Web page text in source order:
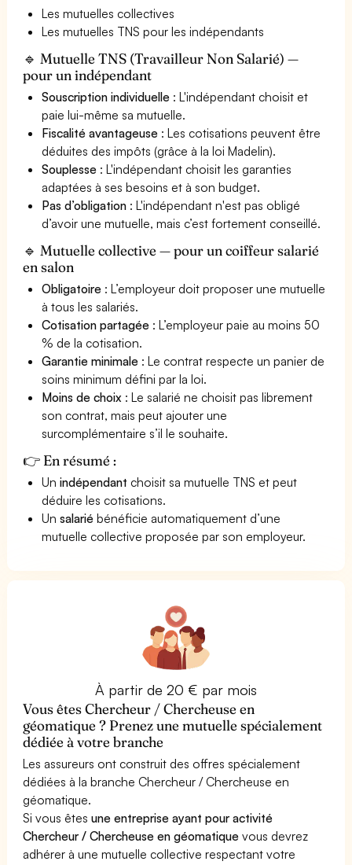
Les mutuelles collectives
Les mutuelles TNS pour les indépendants
🔹 Mutuelle TNS (Travailleur Non Salarié) —
pour un indépendant
Souscription individuelle : L'indépendant choisit et
paie lui-même sa mutuelle.
Fiscalité avantageuse : Les cotisations peuvent être
déduites des impôts (grâce à la loi Madelin).
Souplesse : L'indépendant choisit les garanties
adaptées à ses besoins et à son budget.
Pas d’obligation : L'indépendant n'est pas obligé
d’avoir une mutuelle, mais c’est fortement conseillé.
🔹 Mutuelle collective — pour un coiffeur salarié
en salon
Obligatoire : L’employeur doit proposer une mutuelle
à tous les salariés.
Cotisation partagée : L’employeur paie au moins 50
% de la cotisation.
Garantie minimale : Le contrat respecte un panier de
soins minimum défini par la loi.
Moins de choix : Le salarié ne choisit pas librement
son contrat, mais peut ajouter une
surcomplémentaire s’il le souhaite.
👉 En résumé :
Unindépendant choisit sa mutuelle TNS et peut
déduire les cotisations.
Unsalarié bénéficie automatiquement d’une
mutuelle collective proposée par son employeur.
À partir de 20 € par mois
Vous êtes Chercheur / Chercheuse en
géomatique ? Prenez une mutuelle spécialement
dédiée à votre branche
Les assureurs ont construit des offres spécialement
dédiées à la branche Chercheur / Chercheuse en
géomatique.
Si vous êtesune entreprise ayant pour activité
Chercheur / Chercheuse en géomatique vous devrez
adhérer à une mutuelle collective respectant votre